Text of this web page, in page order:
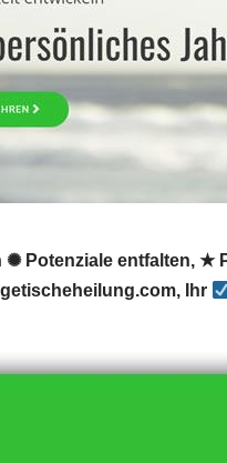
✺ Potenziale entfalten,
Ihr